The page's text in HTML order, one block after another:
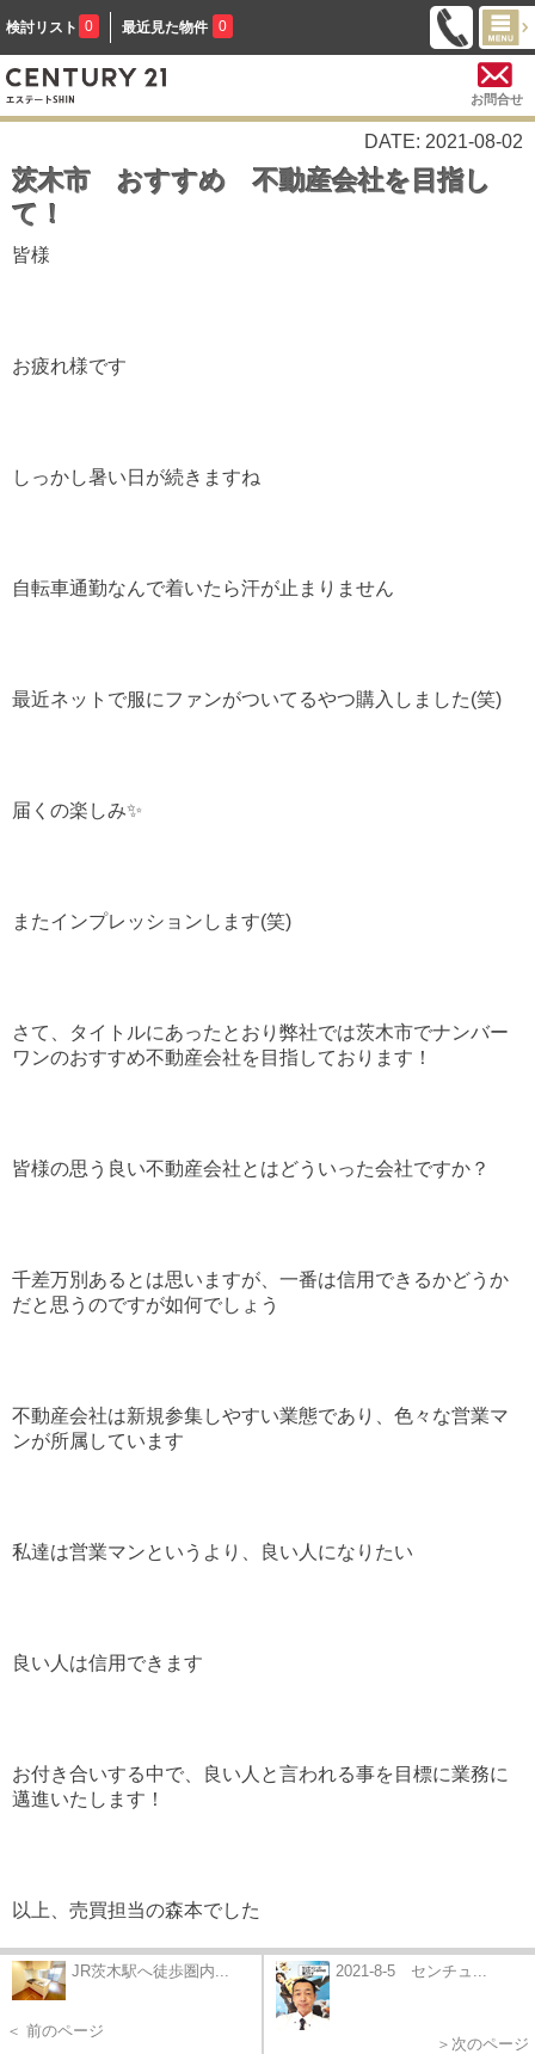
検討リスト 0 最近見た物件 0
お問合せ
DATE: 2021-08-02
茨木市 おすすめ 不動産会社を目指し
て！
皆様
お疲れ様です
しっかし暑い日が続きますね
自転車通勤なんで着いたら汗が止まりません
最近ネットで服にファンがついてるやつ購入しました(笑)
届くの楽しみ✨
またインプレッションします(笑)
さて、タイトルにあったとおり弊社では茨木市でナンバー
ワンのおすすめ不動産会社を目指しております！
皆様の思う良い不動産会社とはどういった会社ですか？
千差万別あるとは思いますが、一番は信用できるかどうか
だと思うのですが如何でしょう
不動産会社は新規参集しやすい業態であり、色々な営業マ
ンが所属しています
私達は営業マンというより、良い人になりたい
良い人は信用できます
お付き合いする中で、良い人と言われる事を目標に業務に
邁進いたします！
以上、売買担当の森本でした
JR茨木駅へ徒歩圏内...
＜ 前のページ
2021-8-5 センチュ...
＞次のページ